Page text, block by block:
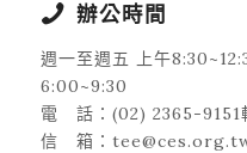
辦公時間
週一至週五 上午
6:00~9:30
電 話：(02) 2365-9151
信 箱：